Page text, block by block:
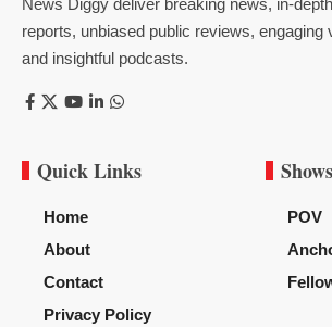
News Diggy deliver breaking news, in-
reports, unbiased public reviews, engaging
and insightful podcasts.
Quick Links
Home
About
Contact
Privacy Policy
POV